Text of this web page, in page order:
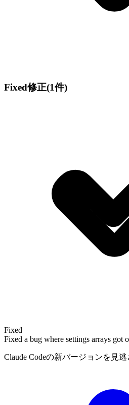
Fixed修正(1件)
Fixed
Fixed a bug where settings arrays got
Claude Codeの新バージョンを見